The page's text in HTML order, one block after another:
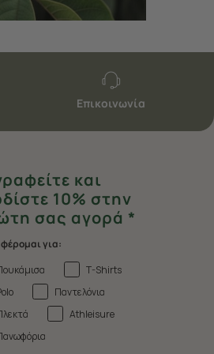
Επικοινωνία
και
10% στην
σας αγορά *
για:
T-Shirts
Παντελόνια
Athleisure